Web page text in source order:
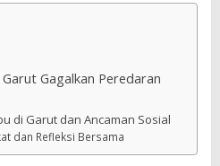
Gagalkan Peredaran
di Garut dan Ancaman Sosial
dan Refleksi Bersama